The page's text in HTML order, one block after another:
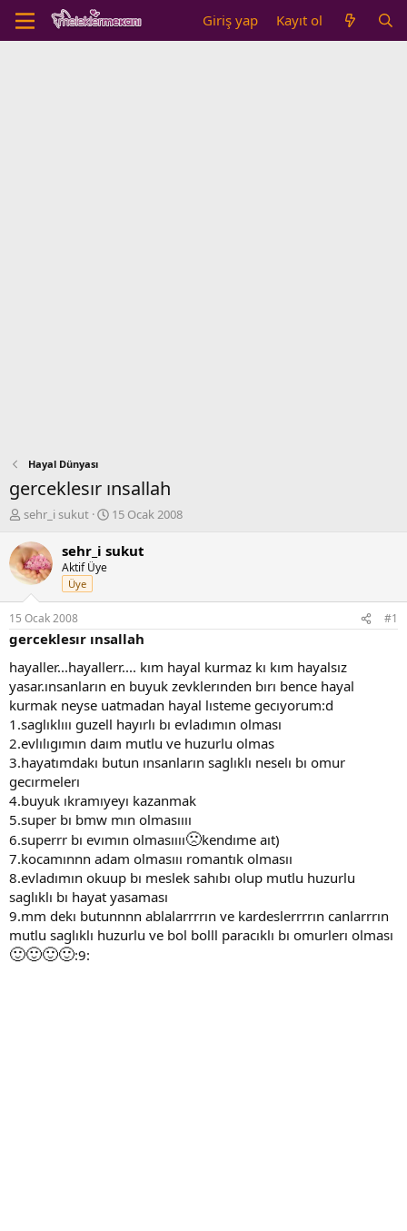
Giriş yap Kayıt ol
Hayal Dünyası
gerceklesır ınsallah
K
n
b
u
y
u
b
a
l
a
t
a
n
sehr_i sukut
B
ş
ı
ç
a
r
i
h
i
15 Ocak 2008
sehr_i sukut
Aktif Üye
Üye
15 Ocak 2008 #1
gerceklesır ınsallah
hayaller...hayallerr.... kım hayal kurmaz kı kım hayalsız
yasar.ınsanların en buyuk zevklerınden bırı bence hayal
kurmak neyse uatmadan hayal lısteme gecıyorum:d
1.saglıklııı guzell hayırlı bı evladımın olması
2.evlılıgımın daım mutlu ve huzurlu olmas
3.hayatımdakı butun ınsanların saglıklı neselı bı omur
gecırmelerı
4.buyuk ıkramıyeyı kazanmak
5.super bı bmw mın olmasıııı
6.superrr bı evımın olmasıııı🙁kendıme aıt)
7.kocamınnn adam olmasııı romantık olmasıı
8.evladımın okuup bı meslek sahıbı olup mutlu huzurlu
saglıklı bı hayat yasaması
9.mm dekı butunnnn ablalarrrrın ve kardeslerrrrın canlarrrın
mutlu saglıklı huzurlu ve bol bolll paracıklı bı omurlerı olması
🙂🙂🙂🙂:9: